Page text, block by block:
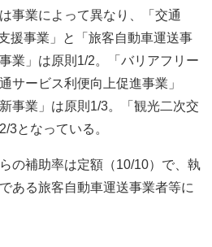
事業によって異なり、「交通
援事業」と「旅客自動車運送事
業」は原則1/2。「バリアフリー
サービス利便向上促進事業」
事業」は原則1/3。「観光二次交
3となっている。
の補助率は定額（10/10）で、執
ある旅客自動車運送事業者等に